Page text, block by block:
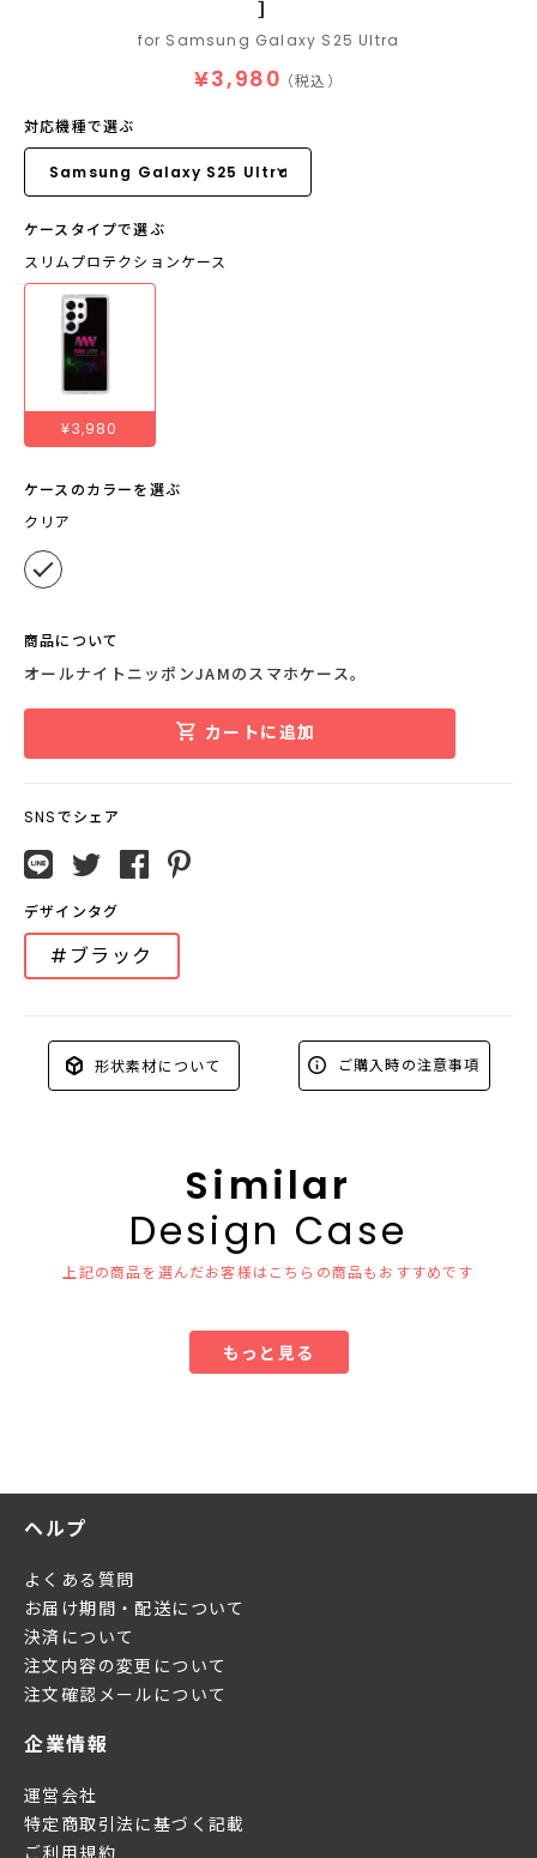
］
for Samsung Galaxy S25 Ultra
¥3,980 （税込）
対応機種で選ぶ
ケースタイプで選ぶ
スリムプロテクションケース
¥3,980
ケースのカラーを選ぶ
クリア
商品について
オールナイトニッポンJAMのスマホケース。
カートに追加
SNSでシェア
デザインタグ
#ブラック
形状素材について ご購入時の注意事項
Similar
Design Case
上記の商品を選んだお客様はこちらの商品もおすすめです
もっと見る
ヘルプ
よくある質問
お届け期間・配送について
決済について
注文内容の変更について
注文確認メールについて
企業情報
運営会社
特定商取引法に基づく記載
ご利用規約